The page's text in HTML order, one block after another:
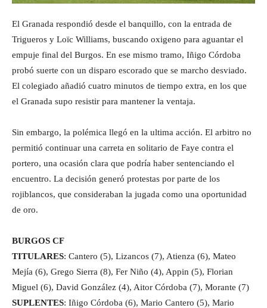
El Granada respondió desde el banquillo, con la entrada de
Trigueros y Loïc Williams, buscando oxigeno para aguantar el
empuje final del Burgos. En ese mismo tramo, Iñigo Córdoba
probó suerte con un disparo escorado que se marcho desviado.
El colegiado añadió cuatro minutos de tiempo extra, en los que
el Granada supo resistir para mantener la ventaja.
Sin embargo, la polémica llegó en la ultima acción. El arbitro no
permitió continuar una carreta en solitario de Faye contra el
portero, una ocasión clara que podría haber sentenciando el
encuentro. La decisión generó protestas por parte de los
rojiblancos, que consideraban la jugada como una oportunidad
de oro.
BURGOS CF
TITULARES: Cantero (5), Lizancos (7), Atienza (6), Mateo
Mejía (6), Grego Sierra (8), Fer Niño (4), Appin (5), Florian
Miguel (6), David González (4), Aitor Córdoba (7), Morante (7)
SUPLENTES: Iñigo Córdoba (6), Mario Cantero (5), Mario